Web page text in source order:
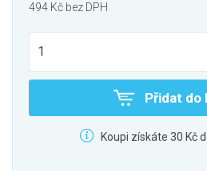
494 Kč bez DPH
Přidat do
Koupi získáte 30 Kč